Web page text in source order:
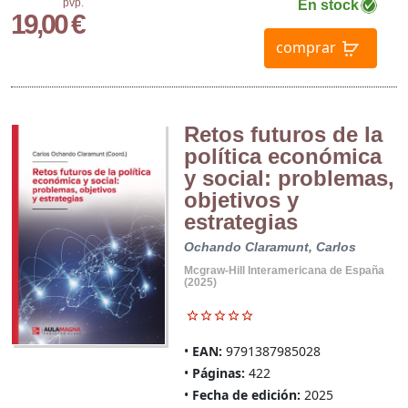
pvp.
19,00 €
En stock
comprar
Retos futuros de la
política económica
y social: problemas,
objetivos y
estrategias
Ochando Claramunt, Carlos
Mcgraw-Hill Interamericana de España
(2025)
EAN: 9791387985028
Páginas: 422
Fecha de edición: 2025